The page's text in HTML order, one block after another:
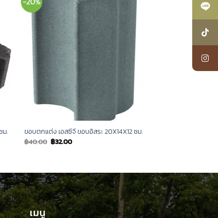
ม.
ขอบตกแต่ง เอสซีจี ขอบอิสระ 20X14X12 ซม.
฿40.00 Original
price
฿32.00Current
price
เมนู